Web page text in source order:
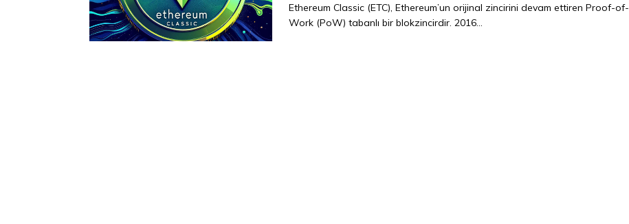
Ethereum Classic (ETC), Ethereum’un orijinal zincirini devam ettiren Proof-of-
Work (PoW) tabanlı bir blokzincirdir. 2016...